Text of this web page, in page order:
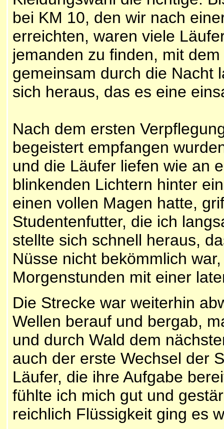
bei KM 10, den wir nach
erreichten, waren viele
jemanden zu finden, mit
gemeinsam durch die Nacht
sich heraus, das es eine
Nach dem ersten
begeistert empfangen
und die Läufer liefen wie an
blinkenden Lichtern hinter
einen vollen Magen hatte,
Studentenfutter, die ich
stellte sich schnell heraus,
Nüsse nicht bekömmlich
Morgenstunden mit einer
Die Strecke war weiterhin
Wellen berauf und bergab,
und durch Wald dem
auch der erste Wechsel der
Läufer, die ihre Aufgabe
fühlte ich mich gut und
reichlich Flüssigkeit ging es